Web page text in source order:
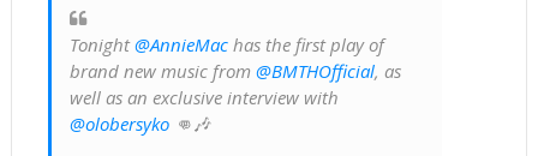
Tonight@AnnieMachas the first play of
brand new music from @BMTHOfficial, as
well as an exclusive interview with
@olobersyko👊🎶